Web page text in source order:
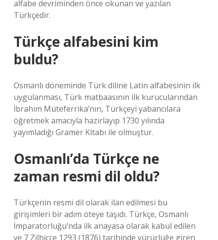
alfabe devriminden önce okunan ve yazılan
Türkçedir.
Türkçe alfabesini kim
buldu?
Osmanlı döneminde Türk diline Latin alfabesinin ilk
uygulanması, Türk matbaasının ilk kurucularından
İbrahim Müteferrika’nın, Türkçeyi yabancılara
öğretmek amacıyla hazırlayıp 1730 yılında
yayımladığı Gramer Kitabı ile olmuştur.
Osmanlı’da Türkçe ne
zaman resmi dil oldu?
Türkçenin resmi dil olarak ilan edilmesi bu
girişimleri bir adım öteye taşıdı. Türkçe, Osmanlı
İmparatorluğu’nda ilk anayasa olarak kabul edilen
ve 7 Zilhicce 1293 (1876) tarihinde yürürlüğe giren